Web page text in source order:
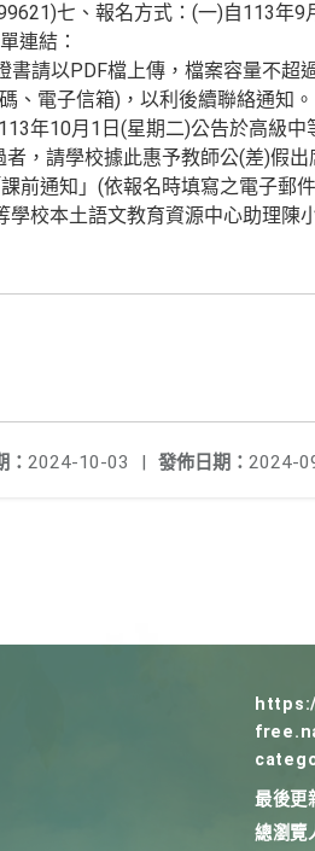
七、報名方式：(一)自113年9
連結：
請以PDF檔上傳，檔案容量不超
、電子信箱)，以利後續聯絡通知。
年10月1日(星期二)公告於高級中
，請學校據此惠予教師公(差)假出
前通知」(依報名時填寫之電子郵
校本土語文教育資源中心助理陳
發佈日期： 2024-
： 2024-10-03 |
最後更
總瀏覽